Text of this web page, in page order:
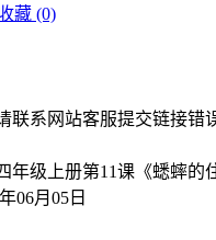
藏 (0)
联系网站客服提交链接错
06月05日